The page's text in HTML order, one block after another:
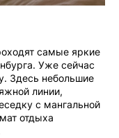
самые яркие
Уже сейчас
Здесь небольшие
линии,
с мангальной
отдыха